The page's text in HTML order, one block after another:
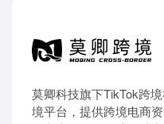
莫卿科技旗下TikTok跨
境平台，提供跨境电商